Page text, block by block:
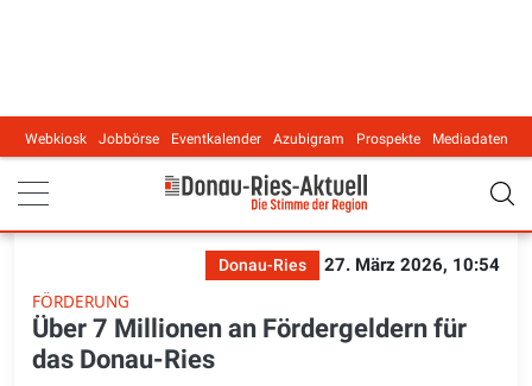
Main navigation
Webkiosk Jobbörse Eventkalender Azubigram Prospekte Mediadaten
Donau-Ries
27. März 2026, 10:54
FÖRDERUNG
Über 7 Millionen an Fördergeldern für
das Donau-Ries